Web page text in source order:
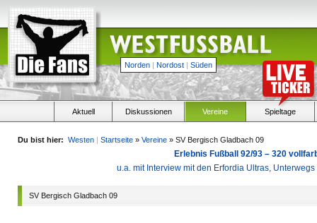
Norden | Nordost | Süden
Aktuell Diskussionen Vereine Spieltage
Du bist hier: Westen | Startseite » Vereine » SV Bergisch Gladbach 09
Erlebnis Fußball 92/93 – 320
u.a. mit Interview mit den Erfordia Ultras,
SV Bergisch Gladbach 09